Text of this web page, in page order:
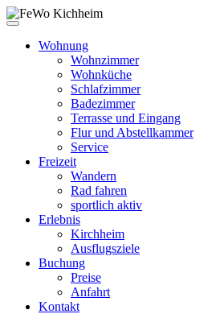
Wohnung
Wohnzimmer
Wohnküche
Schlafzimmer
Badezimmer
Terrasse und Eingang
Flur und Abstellkammer
Service
Freizeit
Wandern
Rad fahren
sportlich aktiv
Erlebnis
Kirchheim
Ausflugsziele
Buchung
Preise
Anfahrt
Kontakt